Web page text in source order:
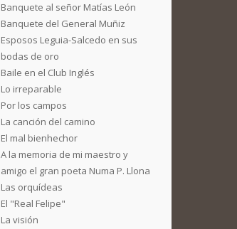
Banquete al señor Matías León
Banquete del General Muñiz
Esposos Leguia-Salcedo en sus
bodas de oro
Baile en el Club Inglés
Lo irreparable
Por los campos
La canción del camino
El mal bienhechor
A la memoria de mi maestro y
amigo el gran poeta Numa P. Llona
Las orquídeas
El "Real Felipe"
La visión